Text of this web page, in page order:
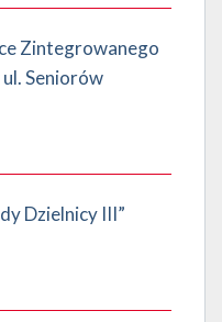
Zintegrowanego
Seniorów
Dzielnicy III”